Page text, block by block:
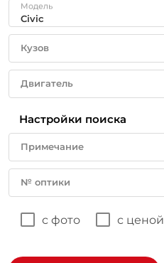
Модель
Кузов
Двигатель
Настройки поиска
Примечание
№ оптики
с фото с ценой